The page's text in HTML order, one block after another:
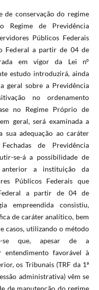
de conservação do regime
de Previdência
Públicos Federais
Federal a partir de 04 de
em vigor da Lei n°
estudo introduzirá, ainda
geral sobre a Previdência
no ordenamento
no Regime Próprio de
geral, será examinada a
sua adequação ao caráter
de Previdência
se-á a possibilidade de
a instituição da
Públicos Federais que
a partir de 04 de
empreendida consistiu,
de caráter analítico, bem
casos, utilizando o método
se que, apesar de a
entendimento favorável à
os Tribunais (TRF da 1ª
administrativa) vêm se
de manutenção do regime